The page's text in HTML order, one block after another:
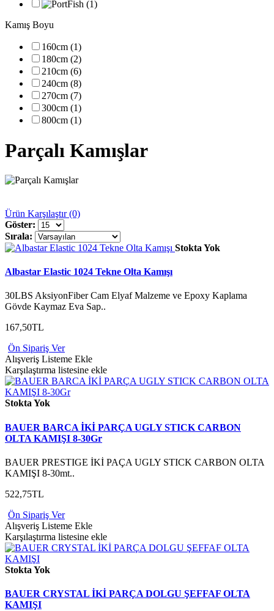
Kamış Boyu
160cm (1)
180cm (2)
210cm (6)
240cm (8)
270cm (7)
300cm (1)
800cm (1)
Parçalı Kamışlar
Ürün Karşılaştır (0)
Göster:
Sırala:
Stokta Yok
Albastar Elastic 1024 Tekne Olta Kamışı
30LBS AksiyonFiber Cam Elyaf Malzeme ve Epoxy Kaplama
Gövde Kaymaz Eva Sap..
167,50TL
Ön Sipariş Ver
Alışveriş Listeme Ekle
Karşılaştırma listesine ekle
Stokta Yok
BAUER BARCA İKİ PARÇA UGLY STICK CARBON
OLTA KAMIŞI 8-30Gr
BAUER PRESTIGE İKİ PAÇA UGLY STICK CARBON OLTA
KAMIŞI 8-30mt..
522,75TL
Ön Sipariş Ver
Alışveriş Listeme Ekle
Karşılaştırma listesine ekle
Stokta Yok
BAUER CRYSTAL İKİ PARÇA DOLGU ŞEFFAF OLTA
KAMIŞI